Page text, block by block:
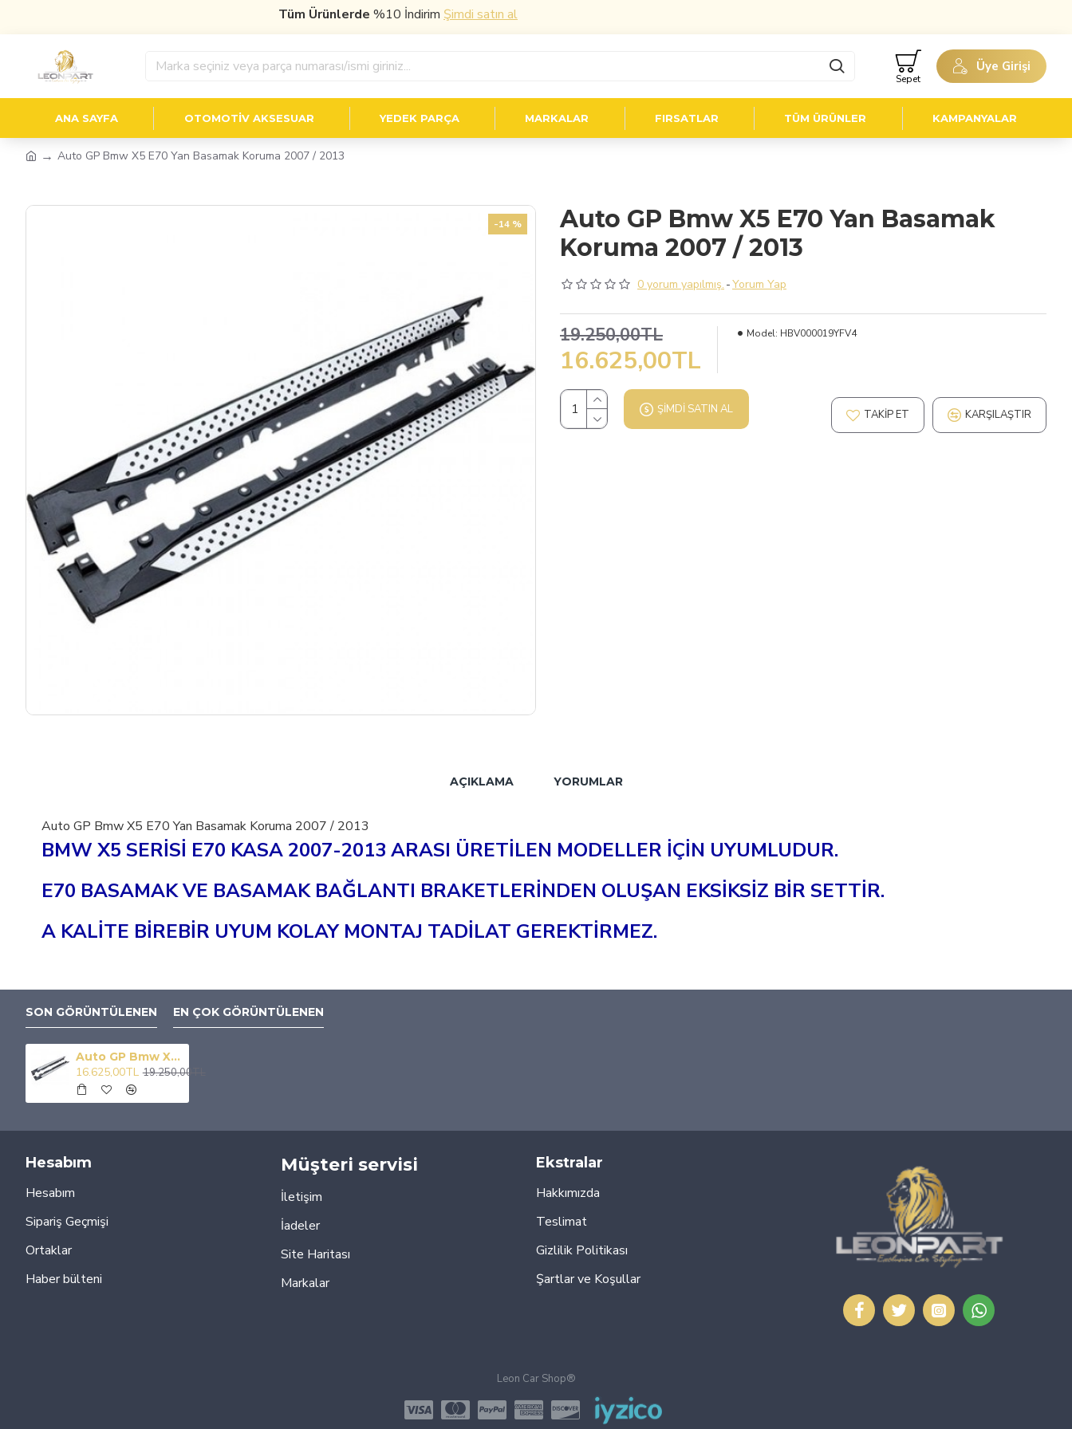
Tüm Ürünlerde%10 İndirimŞimdi satın al
Üye Girişi
Sepet
ANA SAYFA OTOMOTIV AKSESUAR YEDEK PARÇA MARKALAR FIRSATLAR TÜM ÜRÜNLER KAMPANYALAR
Auto GP Bmw X5 E70 Yan Basamak Koruma 2007 / 2013
-14 %
Auto GP Bmw X5 E70 Yan Basamak
Koruma 2007 / 2013
0 yorum yapılmış. -Yorum Yap
16.625,00TL
19.250,00TL Model: HBV000019YFV4
ŞIMDI SATIN AL TAKIP ET KARŞILAŞTIR
AÇIKLAMA YORUMLAR
Auto GP Bmw X5 E70 Yan Basamak Koruma 2007 / 2013
BMW X5 SERİSİ E70 KASA 2007-2013 ARASI ÜRETİLEN MODELLER İÇİN UYUMLUDUR.
E70 BASAMAK VE BASAMAK BAĞLANTI BRAKETLERİNDEN OLUŞAN EKSİKSİZ BİR SETTİR.
A KALİTE BİREBİR UYUM KOLAY MONTAJ TADİLAT GEREKTİRMEZ.
SON GÖRÜNTÜLENEN EN ÇOK GÖRÜNTÜLENEN
Auto GP Bmw X5 E70 Yan Basamak Koruma 2007 / 2013
16.625,00TL 19.250,00TL
Hesabım
Hesabım
Sipariş Geçmişi
Ortaklar
Haber bülteni
Müşteri servisi
İletişim
İadeler
Site Haritası
Markalar
Ekstralar
Hakkımızda
Teslimat
Gizlilik Politikası
Şartlar ve Koşullar
Leon Car Shop®